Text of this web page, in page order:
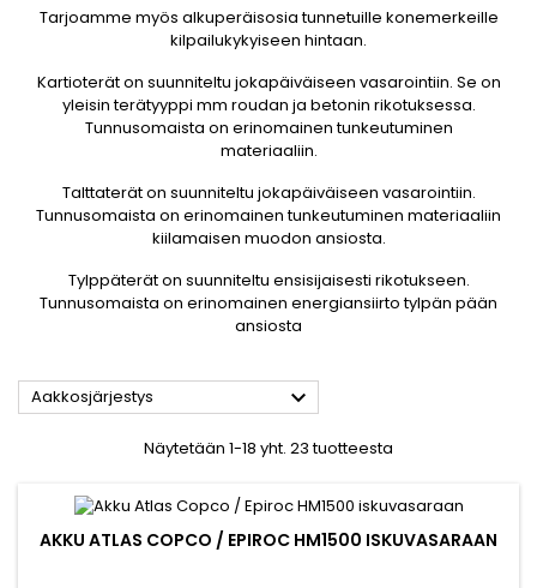
Tarjoamme myös alkuperäisosia tunnetuille konemerkeille
kilpailukykyiseen hintaan.
Kartioterät on suunniteltu jokapäiväiseen vasarointiin. Se on
yleisin terätyyppi mm roudan ja betonin rikotuksessa.
Tunnusomaista on erinomainen tunkeutuminen
materiaaliin.
Talttaterät on suunniteltu jokapäiväiseen vasarointiin.
Tunnusomaista on erinomainen tunkeutuminen materiaaliin
kiilamaisen muodon ansiosta.
Tylppäterät on suunniteltu ensisijaisesti rikotukseen.
Tunnusomaista on erinomainen energiansiirto tylpän pään
ansiosta
Aakkosjärjestys 
Näytetään 1-18 yht. 23 tuotteesta
AKKU ATLAS COPCO / EPIROC HM1500 ISKUVASARAAN